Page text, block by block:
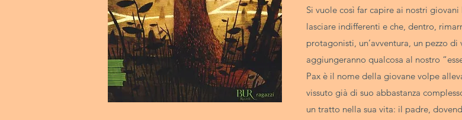
Si vuole così far capire ai nostri
lasciare indifferenti e che, dentro,
protagonisti, un’avventura, un pezzo
aggiungeranno qualcosa al nostro
Pax è il nome della giovane volpe
vissuto già di suo abbastanza
un tratto nella sua vita: il padre,